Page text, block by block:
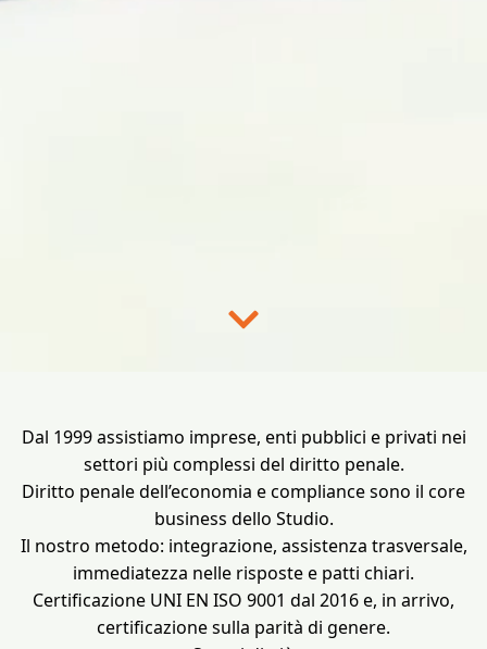
Dal 1999 assistiamo imprese, enti pubblici e privati nei
settori più complessi del diritto penale.
Diritto penale dell’economia e compliance sono il core
business dello Studio.
Il nostro metodo: integrazione, assistenza trasversale,
immediatezza nelle risposte e patti chiari.
Certificazione UNI EN ISO 9001 dal 2016 e, in arrivo,
certificazione sulla parità di genere.